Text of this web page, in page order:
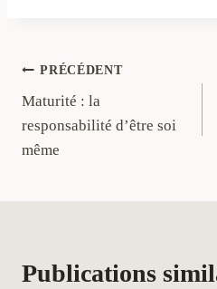
Navigation
de
l’article
PRÉCÉDENT
Maturité : la
responsabilité d’être soi
même
Publications